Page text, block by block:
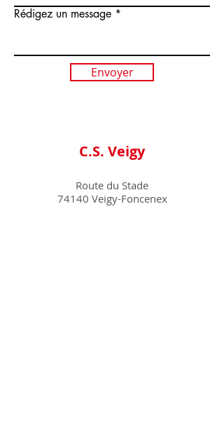
Rédigez un message
Envoyer
C.S. Veigy
Route du Stade
74140 Veigy-Foncenex